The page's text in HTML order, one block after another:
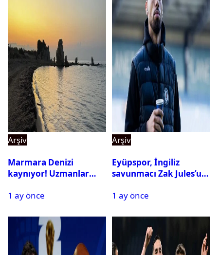
Arşiv
Marmara Denizi
kaynıyor! Uzmanlar
1 ay önce
Arşiv
Eyüpspor, İngiliz
savunmacı Zak Jules’u
1 ay önce